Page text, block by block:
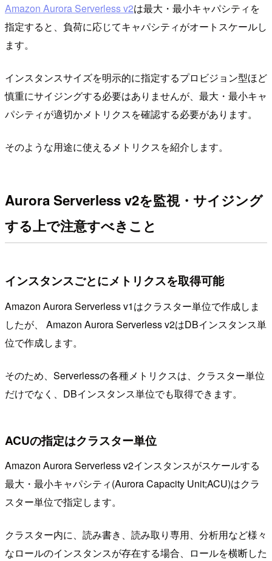
Amazon Aurora Serverless v2は最大・最小キャパシティを
指定すると、負荷に応じてキャパシティがオートスケールし
ます。
インスタンスサイズを明示的に指定するプロビジョン型ほど
慎重にサイジングする必要はありませんが、最大・最小キャ
パシティが適切かメトリクスを確認する必要があります。
そのような用途に使えるメトリクスを紹介します。
Aurora Serverless v2を監視・サイジング
する上で注意すべきこと
インスタンスごとにメトリクスを取得可能
Amazon Aurora Serverless v1はクラスター単位で作成しま
したが、 Amazon Aurora Serverless v2はDBインスタンス単
位で作成します。
そのため、Serverlessの各種メトリクスは、クラスター単位
だけでなく、DBインスタンス単位でも取得できます。
ACUの指定はクラスター単位
Amazon Aurora Serverless v2インスタンスがスケールする
最大・最小キャパシティ(Aurora Capacity Unit;ACU)はクラ
スター単位で指定します。
クラスター内に、読み書き、読み取り専用、分析用など様々
なロールのインスタンスが存在する場合、ロールを横断した